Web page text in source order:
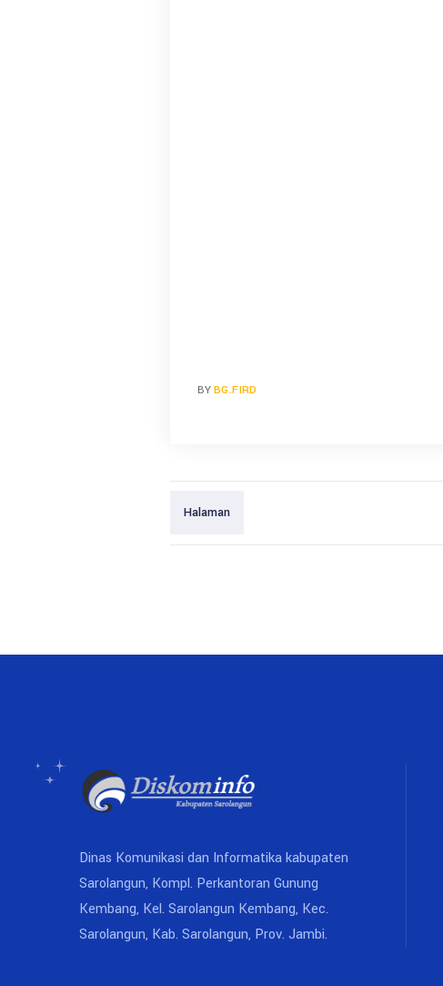
BYBG.FIRD
Halaman
Dinas Komunikasi dan Informatika kabupaten
Sarolangun, Kompl. Perkantoran Gunung
Kembang, Kel. Sarolangun Kembang, Kec.
Sarolangun, Kab. Sarolangun, Prov. Jambi.